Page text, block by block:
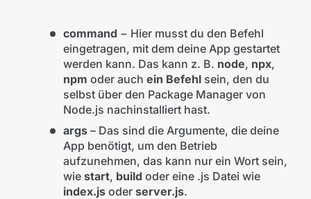
command − Hier musst du den Befehl
eingetragen, mit dem deine App gestartet
werden kann. Das kann z. B. node, npx,
npm oder auch ein Befehlsein, den du
selbst über den Package Manager von
Node.js nachinstalliert hast.
args– Das sind die Argumente, die deine
App benötigt, um den Betrieb
aufzunehmen, das kann nur ein Wort sein,
wie start, build oder eine .js Datei wie
index.jsoder server.js.